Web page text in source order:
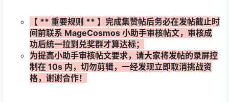
【 ** 重要规则 ** 】完成集赞帖后务必在发帖截止时
间前联系 MageCosmos 小助手审核帖文，审核成
功后统一拉到兑奖群才算达标；
为提高小助手审核帖文要求，请大家将发帖的录屏控
制在 10s 内，切勿剪辑，一经发现立即取消挑战资
格，谢谢合作！